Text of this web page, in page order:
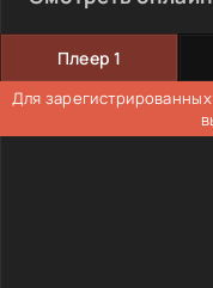
Плеер 1
Для